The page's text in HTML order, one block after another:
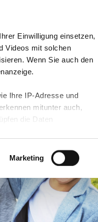
Einwilligung einsetzen,
Videos mit solchen
Wenn Sie auch den
Ihre IP-Adresse und
mitunter auch,
die Daten
Cookie-Übersicht. Wenn
Sie alle Cookie-
für diese
Bitte beachten Sie:
Marketing
& Karriere Spenden